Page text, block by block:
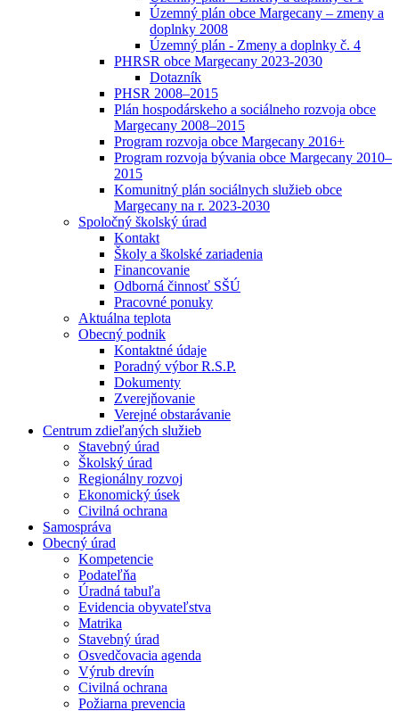
Územný plán obce Margecany – zmeny a
doplnky 2008
Územný plán - Zmeny a doplnky č. 4
PHRSR obce Margecany 2023-2030
Dotazník
PHSR 2008–2015
Plán hospodárskeho a sociálneho rozvoja obce
Margecany 2008–2015
Program rozvoja obce Margecany 2016+
Program rozvoja bývania obce Margecany 2010–
2015
Komunitný plán sociálnych služieb obce
Margecany na r. 2023-2030
Spoločný školský úrad
Kontakt
Školy a školské zariadenia
Financovanie
Odborná činnosť SŠÚ
Pracovné ponuky
Aktuálna teplota
Obecný podnik
Kontaktné údaje
Poradný výbor R.S.P.
Dokumenty
Zverejňovanie
Verejné obstarávanie
Centrum zdieľaných služieb
Stavebný úrad
Školský úrad
Regionálny rozvoj
Ekonomický úsek
Civilná ochrana
Samospráva
Obecný úrad
Kompetencie
Podateľňa
Úradná tabuľa
Evidencia obyvateľstva
Matrika
Stavebný úrad
Osvedčovacia agenda
Výrub drevín
Civilná ochrana
Požiarna prevencia